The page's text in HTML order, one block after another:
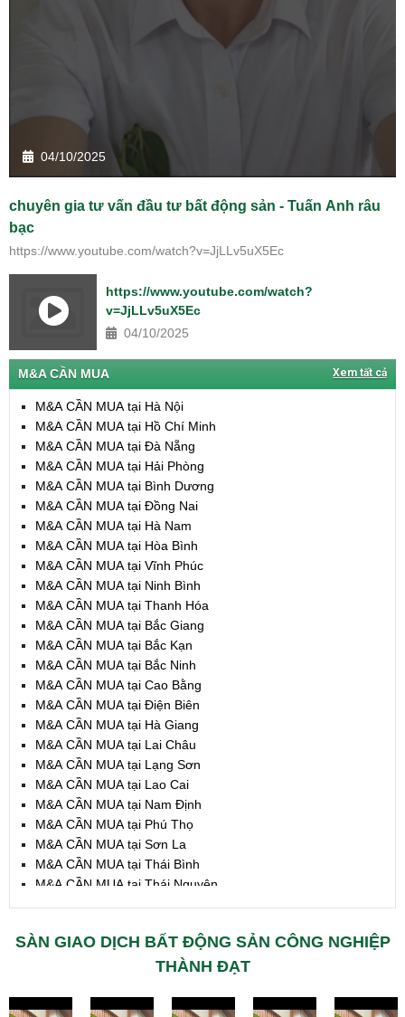
04/10/2025
chuyên gia tư vấn đầu tư bất động sản - Tuấn Anh râu
bạc
https://www.youtube.com/watch?v=JjLLv5uX5Ec
https://www.youtube.com/watch?
v=JjLLv5uX5Ec
04/10/2025
M&A CẦN MUA Xem tất cả
M&A CẦN MUA tại Hà Nội
M&A CẦN MUA tại Hồ Chí Minh
M&A CẦN MUA tại Đà Nẵng
M&A CẦN MUA tại Hải Phòng
M&A CẦN MUA tại Bình Dương
M&A CẦN MUA tại Đồng Nai
M&A CẦN MUA tại Hà Nam
M&A CẦN MUA tại Hòa Bình
M&A CẦN MUA tại Vĩnh Phúc
M&A CẦN MUA tại Ninh Bình
M&A CẦN MUA tại Thanh Hóa
M&A CẦN MUA tại Bắc Giang
M&A CẦN MUA tại Bắc Kạn
M&A CẦN MUA tại Bắc Ninh
M&A CẦN MUA tại Cao Bằng
M&A CẦN MUA tại Điện Biên
M&A CẦN MUA tại Hà Giang
M&A CẦN MUA tại Lai Châu
M&A CẦN MUA tại Lạng Sơn
M&A CẦN MUA tại Lao Cai
M&A CẦN MUA tại Nam Định
M&A CẦN MUA tại Phú Thọ
M&A CẦN MUA tại Sơn La
M&A CẦN MUA tại Thái Bình
M&A CẦN MUA tại Thái Nguyên
M&A CẦN MUA tại Thừa T. Huế
M&A CẦN MUA tại Khánh Hoà
SÀN GIAO DỊCH BẤT ĐỘNG SẢN CÔNG NGHIỆP
THÀNH ĐẠT